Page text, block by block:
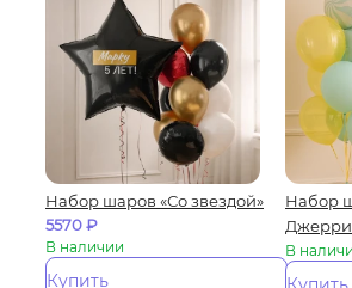
Набор шаров «Со звездой»
5570₽
В наличии
Купить
Набор
В